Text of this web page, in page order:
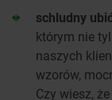
schludny
którym nie
naszych
wzorów,
Czy wiesz,